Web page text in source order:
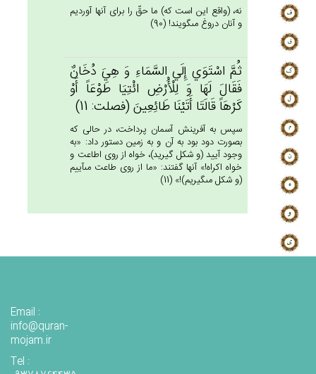
نه، (واقع اين است كه) ما حقّ را براى آنها آورديم
و آنان دروغ مى‏گويند! (90)
ثُم‌َّ اسْتَوَي‌ إِلَي‌ السَّمَاءِ وَ هِي‌َ دُخَان‌ٌ
فَقَال‌َ لَهَا وَ لِلْأَْرْض‌ِ ائْتِيَا طَوْعَاً أَوْ
كَرْهَاً قَالَتَا أَتَيْنَا طَائِعِين‌َ (فصلت: 11)
سپس به آفرينش آسمان پرداخت، در حالى كه
بصورت دود بود به آن و به زمين دستور داد: «به
وجود آييد (و شكل گيريد)، خواه از روى اطاعت و
خواه اكراه!» آنها گفتند: «ما از روى طاعت مى‏آييم
(و شكل مى‏گيريم)!» (11)
Email :
info@quran-
mojam.ir
Tel :